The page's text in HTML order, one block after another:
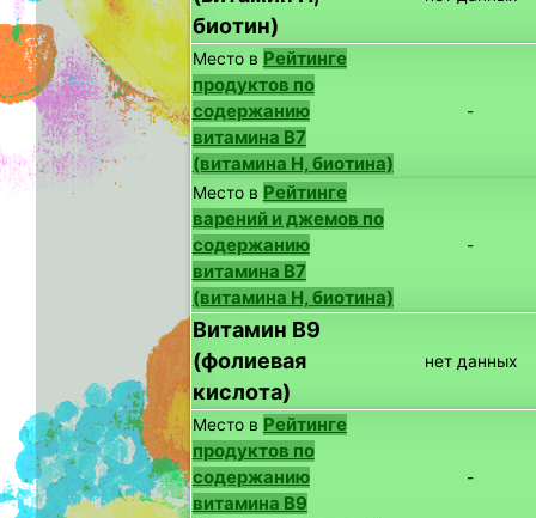
биотин)
Место в Рейтинге
продуктов по
содержанию
витамина B7
(витамина H, биотина)
-
Место в Рейтинге
варений и джемов по
содержанию
витамина B7
(витамина H, биотина)
-
Витамин B9
(фолиевая
кислота)
нет данных
Место в Рейтинге
продуктов по
содержанию
витамина B9
-